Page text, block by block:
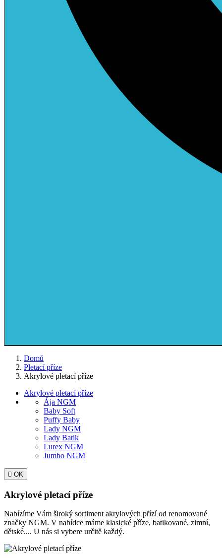
Domů
Pletací příze
Akrylové pletací příze
Akrylové pletací příze
Ája NGM
Baby Soft
Puffy Baby
Lady NGM
Lady Batik
Lurex NGM
Jumbo NGM
 OK
Akrylové pletací příze
Nabízíme Vám široký sortiment akrylových přízí od renomované
značky NGM. V nabídce máme klasické příze, batikované, zimní,
dětské.... U nás si vybere určitě každý.